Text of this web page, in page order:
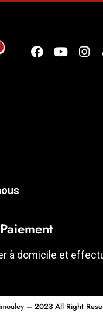
à domicile et
– 2023 All Right